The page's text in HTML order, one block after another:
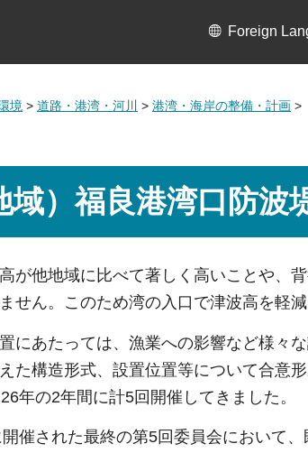
Foreign
境 > 道路・港湾・河川 > 港湾・海岸の整備・計画 >
域）福良港湾口防波
が他地域に比べて著しく高いことや、
せん。このため湾の入口で津波高を軽
にあたっては、漁業への影響など様々
た構造形式、設置位置等について合意
年の2年間に計5回開催してきました。
催された最終の第5回委員会において